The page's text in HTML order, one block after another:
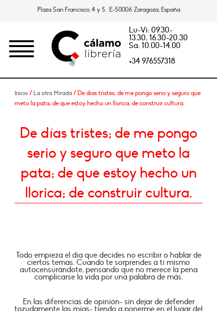
Plaza San Francisco, 4 y 5. E-50006 Zaragoza, España
Lu-Vi: 09.30-
13.30, 16.30-20.30
Sa: 10.00-14.00
+34 976557318
Inicio / La otra Mirada / De días tristes; de me pongo serio y seguro que
meto la pata; de que estoy hecho un llorica; de construir cultura.
De días tristes; de me pongo
serio y seguro que meto la
pata; de que estoy hecho un
llorica; de construir cultura.
Todo empieza el día que decides no escribir o hablar de
ciertos temas. Cuando te sorprendes a ti mismo
autocensurándote, pensando que no merece la pena
complicarse la vida por una palabra de más.
En las diferencias de opinión- sin dejar de defender